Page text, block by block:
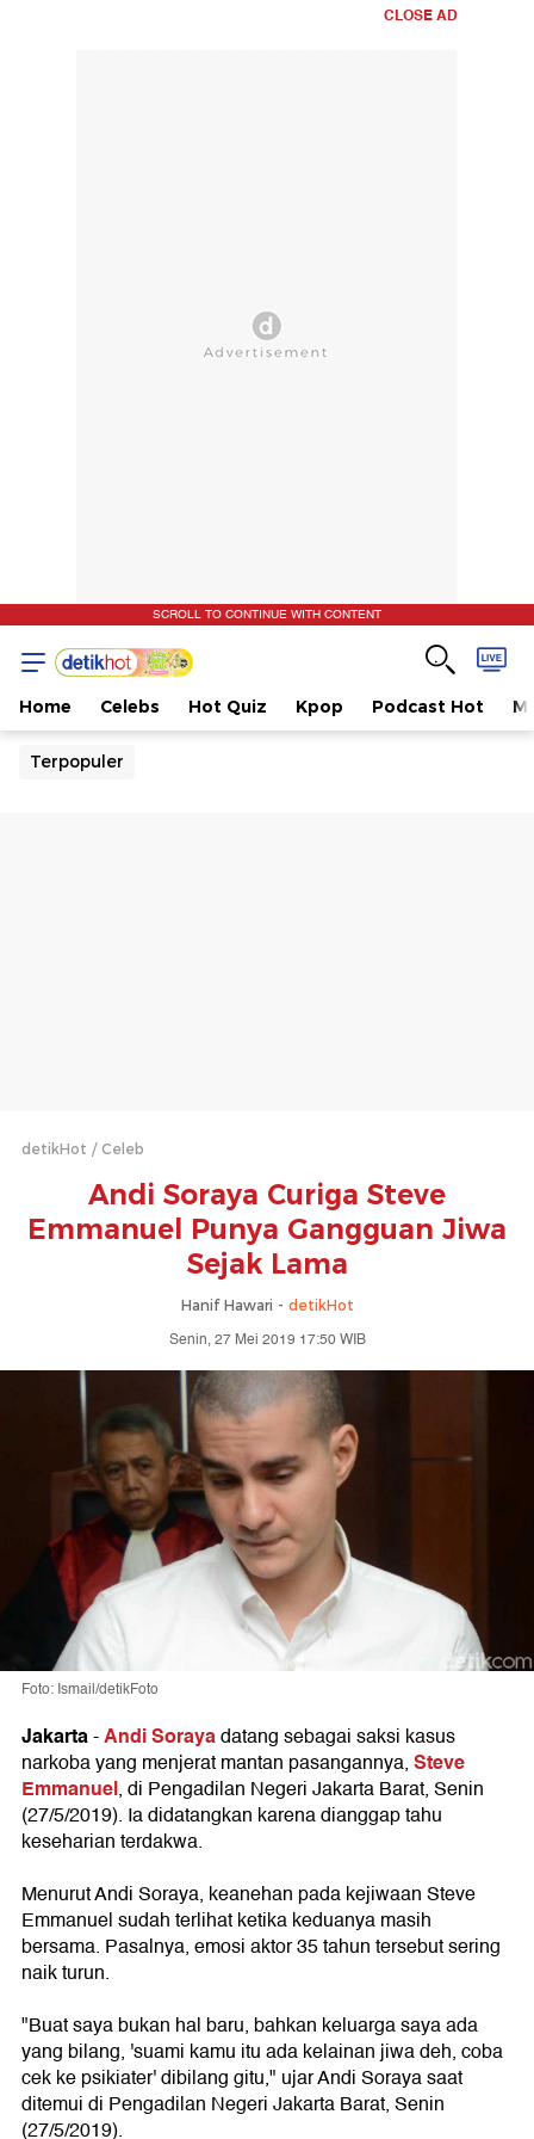
CLOSE AD
SCROLL TO CONTINUE WITH CONTENT
Home Celebs Hot Quiz Kpop Podcast Hot
Terpopuler
detikHot Celeb
Andi Soraya Curiga Steve
Emmanuel Punya Gangguan Jiwa
Sejak Lama
Hanif Hawari - detikHot
Senin, 27 Mei 2019 17:50 WIB
Foto: Ismail/detikFoto
Jakarta-Andi Sorayadatang sebagai saksi kasus
narkoba yang menjerat mantan pasangannya,Steve
Emmanuel, di Pengadilan Negeri Jakarta Barat, Senin
(27/5/2019). Ia didatangkan karena dianggap tahu
keseharian terdakwa.
Menurut Andi Soraya, keanehan pada kejiwaan Steve
Emmanuel sudah terlihat ketika keduanya masih
bersama. Pasalnya, emosi aktor 35 tahun tersebut sering
naik turun.
"Buat saya bukan hal baru, bahkan keluarga saya ada
yang bilang, 'suami kamu itu ada kelainan jiwa deh, coba
cek ke psikiater' dibilang gitu," ujar Andi Soraya saat
ditemui di Pengadilan Negeri Jakarta Barat, Senin
(27/5/2019).